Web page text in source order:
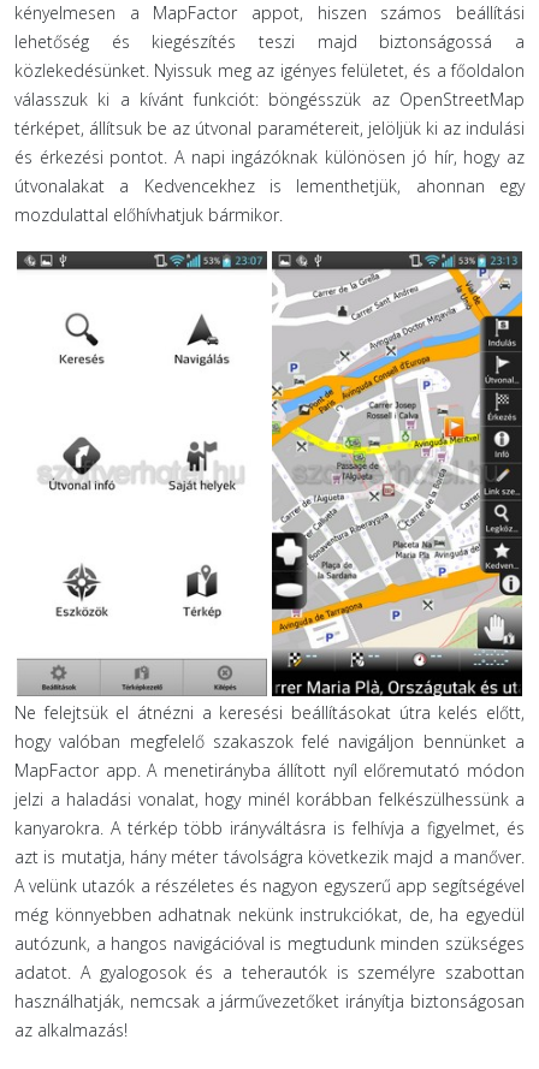
kényelmesen a MapFactor appot, hiszen számos beállítási
lehetőség és kiegészítés teszi majd biztonságossá a
közlekedésünket. Nyissuk meg az igényes felületet, és a főoldalon
válasszuk ki a kívánt funkciót: böngésszük az OpenStreetMap
térképet, állítsuk be az útvonal paramétereit, jelöljük ki az indulási
és érkezési pontot. A napi ingázóknak különösen jó hír, hogy az
útvonalakat a Kedvencekhez is lementhetjük, ahonnan egy
mozdulattal előhívhatjuk bármikor.
Ne felejtsük el átnézni a keresési beállításokat útra kelés előtt,
hogy valóban megfelelő szakaszok felé navigáljon bennünket a
MapFactor app. A menetirányba állított nyíl előremutató módon
jelzi a haladási vonalat, hogy minél korábban felkészülhessünk a
kanyarokra. A térkép több irányváltásra is felhívja a figyelmet, és
azt is mutatja, hány méter távolságra következik majd a manőver.
A velünk utazók a részéletes és nagyon egyszerű app segítségével
még könnyebben adhatnak nekünk instrukciókat, de, ha egyedül
autózunk, a hangos navigációval is megtudunk minden szükséges
adatot. A gyalogosok és a teherautók is személyre szabottan
használhatják, nemcsak a járművezetőket irányítja biztonságosan
az alkalmazás!